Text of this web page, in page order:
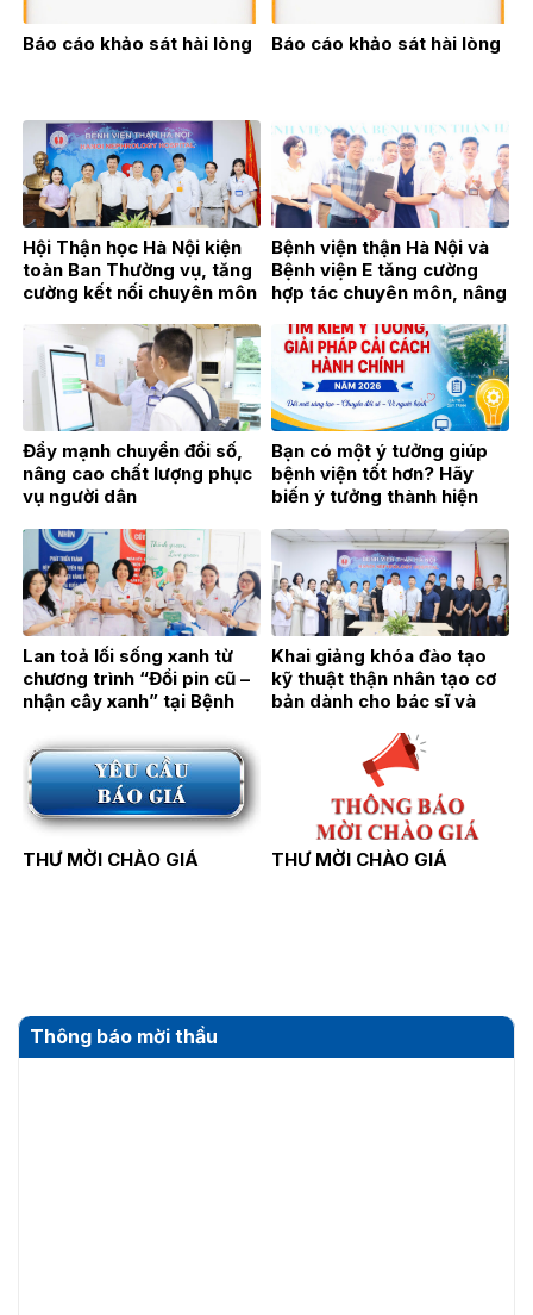
Báo cáo khảo sát hài lòng Báo cáo khảo sát hài lòng
Hội Thận học Hà Nội kiện
toàn Ban Thường vụ, tăng
cường kết nối chuyên môn
chuyên ngành Thận học
Bệnh viện thận Hà Nội và
Bệnh viện E tăng cường
hợp tác chuyên môn, nâng
chữa bệnh
Đẩy mạnh chuyển đổi số,
nâng cao chất lượng phục
vụ người dân
Bạn có một ý tưởng giúp
bệnh viện tốt hơn? Hãy
biến ý tưởng thành hiện
Lan toả lối sống xanh từ
chương trình “Đổi pin cũ –
nhận cây xanh” tại Bệnh
Khai giảng khóa đào tạo
kỹ thuật thận nhân tạo cơ
bản dành cho bác sĩ và
THƯ MỜI CHÀO GIÁ THƯ MỜI CHÀO GIÁ
Thông báo mời thầu